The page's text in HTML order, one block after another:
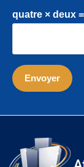
quatre × deux =